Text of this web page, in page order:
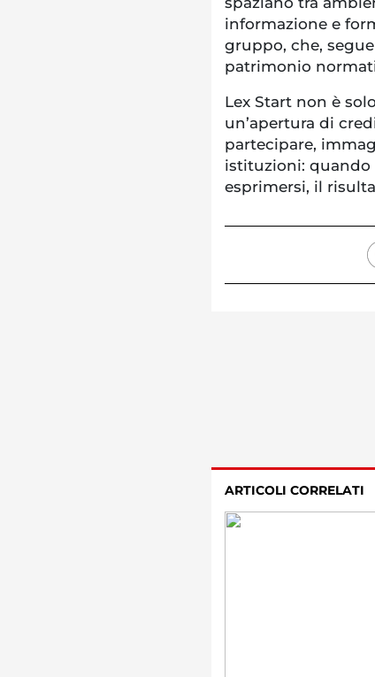
informazione e
gruppo, che,
patrimonio
Lex Start non è
un’apertura di
partecipare,
istituzioni: quando
esprimersi, il
ARTICOLI CORRELATI